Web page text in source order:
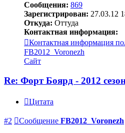
Сообщения: 869
Зарегистрирован: 27.03.12
Откуда: Оттуда
Контактная информация:
Контактная информация
FB2012_Voronezh
Сайт
Re: Форт Боярд - 2012
Цитата
#2 Сообщение FB2012_Voronezh